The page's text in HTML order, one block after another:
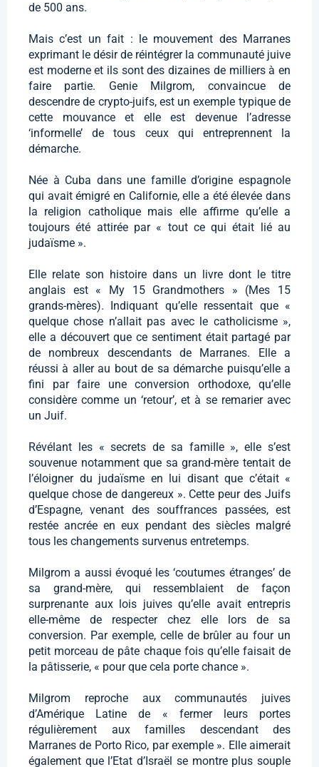
de 500 ans.
Mais c’est un fait : le mouvement des Marranes
exprimant le désir de réintégrer la communauté juive
est moderne et ils sont des dizaines de milliers à en
faire partie. Genie Milgrom, convaincue de
descendre de crypto-juifs, est un exemple typique de
cette mouvance et elle est devenue l’adresse
‘informelle’ de tous ceux qui entreprennent la
démarche.
Née à Cuba dans une famille d’origine espagnole
qui avait émigré en Californie, elle a été élevée dans
la religion catholique mais elle affirme qu’elle a
toujours été attirée par « tout ce qui était lié au
judaïsme ».
Elle relate son histoire dans un livre dont le titre
anglais est « My 15 Grandmothers » (Mes 15
grands-mères). Indiquant qu’elle ressentait que «
quelque chose n’allait pas avec le catholicisme »,
elle a découvert que ce sentiment était partagé par
de nombreux descendants de Marranes. Elle a
réussi à aller au bout de sa démarche puisqu’elle a
fini par faire une conversion orthodoxe, qu’elle
considère comme un ‘retour’, et à se remarier avec
un Juif.
Révélant les « secrets de sa famille », elle s’est
souvenue notamment que sa grand-mère tentait de
l’éloigner du judaïsme en lui disant que c’était «
quelque chose de dangereux ». Cette peur des Juifs
d’Espagne, venant des souffrances passées, est
restée ancrée en eux pendant des siècles malgré
tous les changements survenus entretemps.
Milgrom a aussi évoqué les ‘coutumes étranges’ de
sa grand-mère, qui ressemblaient de façon
surprenante aux lois juives qu’elle avait entrepris
elle-même de respecter chez elle lors de sa
conversion. Par exemple, celle de brûler au four un
petit morceau de pâte chaque fois qu’elle faisait de
la pâtisserie, « pour que cela porte chance ».
Milgrom reproche aux communautés juives
d’Amérique Latine de « fermer leurs portes
régulièrement aux familles descendant des
Marranes de Porto Rico, par exemple ». Elle aimerait
également que l’Etat d’Israël se montre plus souple